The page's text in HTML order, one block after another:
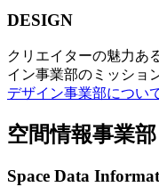
DESIGN
クリエイターの魅力あ
イン事業部のミッショ
デザイン事業部につい
空間情報事業部
Space Data